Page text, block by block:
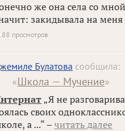
же она села со
закидывала на меня
просмотров
Булатова сообщила:
«Школа — Мучение»
„Я не
своих
а ...“ – читать далее